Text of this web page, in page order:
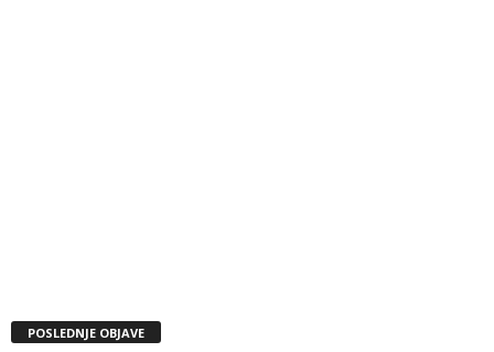
POSLEDNJE OBJAVE